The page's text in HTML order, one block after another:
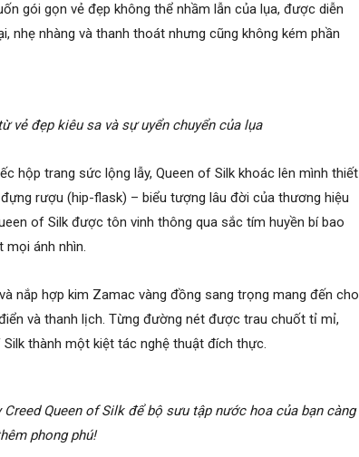
gói gọn vẻ đẹp không thể nhầm lẫn của lụa, được diễn
nhẹ nhàng và thanh thoát nhưng cũng không kém phần
vẻ đẹp kiêu sa và sự uyển chuyển của lụa
hộp trang sức lộng lẫy, Queen of Silk khoác lên mình thiết
rượu (hip-flask) – biểu tượng lâu đời của thương hiệu
of Silk được tôn vinh thông qua sắc tím huyền bí bao
mọi ánh nhìn.
nắp hợp kim Zamac vàng đồng sang trọng mang đến cho
và thanh lịch. Từng đường nét được trau chuốt tỉ mỉ,
thành một kiệt tác nghệ thuật đích thực.
Queen of Silk để bộ sưu tập nước hoa của bạn càng
phong phú!